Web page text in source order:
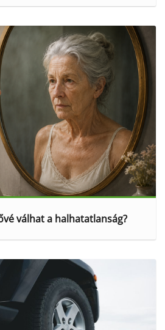
válhat a halhatatlanság?